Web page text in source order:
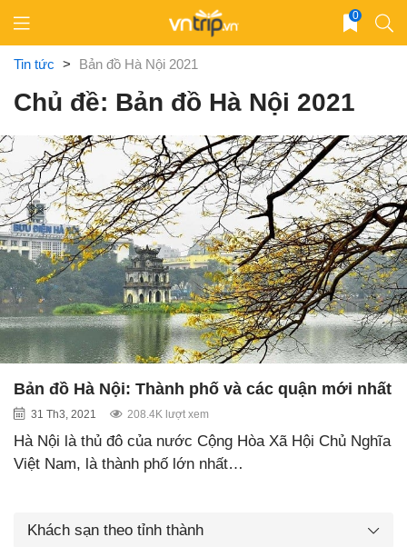
content
0
Tin tức > Bản đồ Hà Nội 2021
Chủ đề: Bản đồ Hà Nội 2021
Bản đồ Hà Nội: Thành phố và các quận mới nhất
31 Th3, 2021 208.4K lượt xem
Hà Nội là thủ đô của nước Cộng Hòa Xã Hội Chủ Nghĩa
Việt Nam, là thành phố lớn nhất…
Khách sạn theo tỉnh thành